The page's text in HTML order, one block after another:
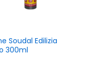
Soudal Edilizia
300ml